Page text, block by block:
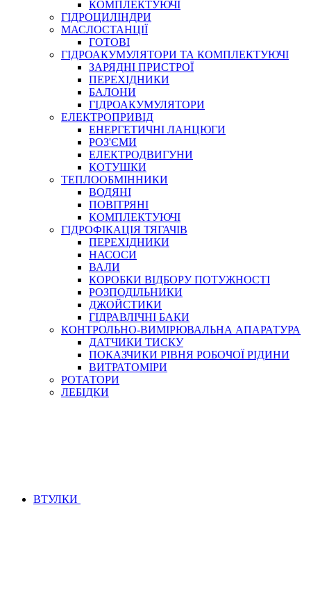
СПЕЦІАЛЬНІ
ГЕРМЕТИКИ
КЛЕЇ, ЦЕМЕНТИ, ЕПОКСИДКИ
РЕМОНТ ГІДРОЦИЛІНДРІВ
БОРЕКС, ЕО
КОМПЛЕКТУЮЧІ
ГІДРОЦИЛІНДРИ
МАСЛОСТАНЦІЇ
ГОТОВІ
ГІДРОАКУМУЛЯТОРИ ТА КОМПЛЕКТУЮЧІ
ЗАРЯДНІ ПРИСТРОЇ
ПЕРЕХІДНИКИ
БАЛОНИ
ГІДРОАКУМУЛЯТОРИ
ЕЛЕКТРОПРИВІД
ЕНЕРГЕТИЧНІ ЛАНЦЮГИ
РОЗ'ЄМИ
ЕЛЕКТРОДВИГУНИ
КОТУШКИ
ТЕПЛООБМІННИКИ
ВОДЯНІ
ПОВІТРЯНІ
КОМПЛЕКТУЮЧІ
ГІДРОФІКАЦІЯ ТЯГАЧІВ
ПЕРЕХІДНИКИ
НАСОСИ
ВАЛИ
КОРОБКИ ВІДБОРУ ПОТУЖНОСТІ
РОЗПОДІЛЬНИКИ
ДЖОЙСТИКИ
ГІДРАВЛІЧНІ БАКИ
КОНТРОЛЬНО-ВИМІРЮВАЛЬНА АПАРАТУРА
ДАТЧИКИ ТИСКУ
ПОКАЗЧИКИ РІВНЯ РОБОЧОЇ РІДИНИ
ВИТРАТОМІРИ
РОТАТОРИ
ЛЕБІДКИ
ВТУЛКИ